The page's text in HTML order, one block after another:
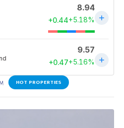
HOT PROPERTIES